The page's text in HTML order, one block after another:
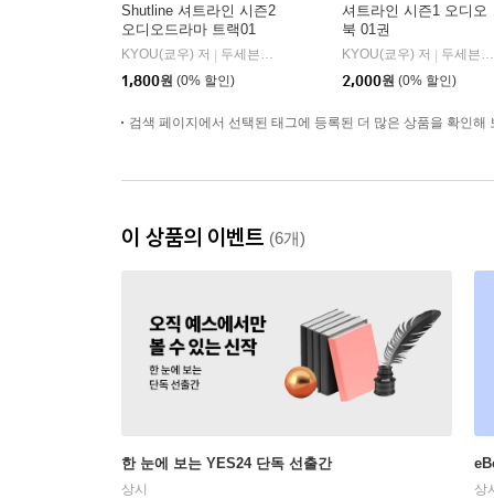
Shutline 셔트라인 시즌2
오디오드라마 트랙01
KYOU(쿄우) 저 | 두세븐 엔터테인먼트
1,800원 (0% 할인)
셔트라인 시즌1 오디오
북 01권
KYOU(쿄우) 저 | 두세븐 엔터테인먼트
2,000원 (0% 할인)
검색 페이지에서 선택된 태그에 등록된 더 많은 상품을 확인해
이 상품의 이벤트 (6개)
한 눈에 보는 YES24 단독 선출간
상시 상